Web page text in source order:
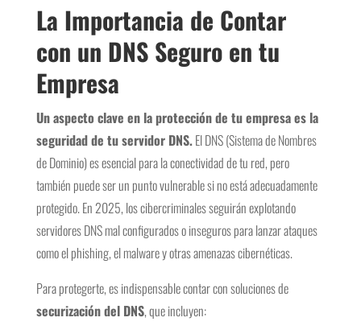
La Importancia de Contar
con un DNS Seguro en tu
Empresa
Un aspecto clave en la protección de tu empresa es la
seguridad de tu servidor DNS.El DNS (Sistema de Nombres
de Dominio) es esencial para la conectividad de tu red, pero
también puede ser un punto vulnerable si no está adecuadamente
protegido. En 2025, los cibercriminales seguirán explotando
servidores DNS mal configurados o inseguros para lanzar ataques
como el phishing, el malware y otras amenazas cibernéticas.
Para protegerte, es indispensable contar con soluciones de
securización del DNS, que incluyen: